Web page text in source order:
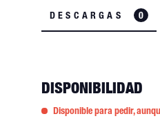
DESCARGAS 0
DISPONIBILIDAD
Disponible para pedir,